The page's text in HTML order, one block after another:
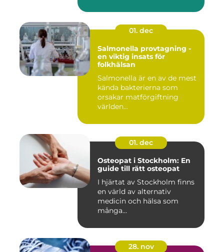
01. dec
Salmonella provtagning -
en viktig insats för
folkhälsan
Salmonella är en av de mest
kända bakterierna som
orsakar matförgiftning
världen...
01. dec
Osteopat i Stockholm: En
guide till rätt osteopat
I hjärtat av Stockholm finns
en värld av alternativ
medicin och hälsa som
många...
28. nov